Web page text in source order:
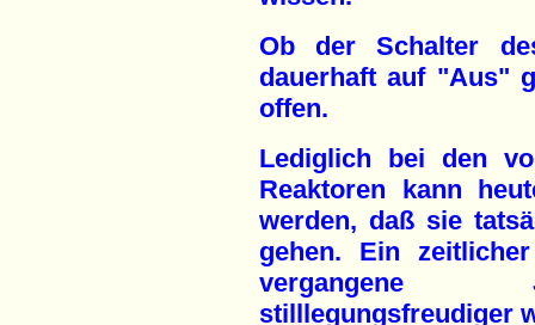
Ob der Schalter
dauerhaft auf "Aus"
offen.
Lediglich bei den
Reaktoren kann
werden, daß sie
gehen. Ein
vergangene
stilllegungsfreudiger